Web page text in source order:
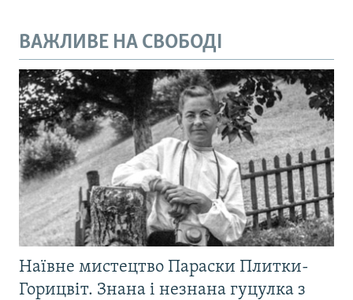
ВАЖЛИВЕ НА СВОБОДІ
Наївне мистецтво Параски Плитки-
Горицвіт. Знана і незнана гуцулка з